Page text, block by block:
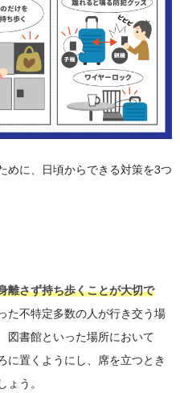
めに、日頃からできる対策を3つ
離さず持ち歩くことが大切で
た不特定多数の人が行き交う場
図書館といった場所において
に置くようにし、席を立つとき
ょう。